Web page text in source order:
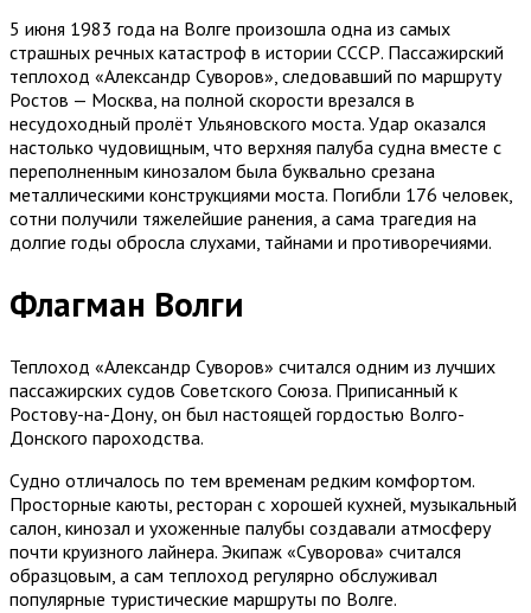
5 июня 1983 года на Волге произошла одна из самых
страшных речных катастроф в истории СССР. Пассажирский
теплоход «Александр Суворов», следовавший по маршруту
Ростов — Москва, на полной скорости врезался в
несудоходный пролёт Ульяновского моста. Удар оказался
настолько чудовищным, что верхняя палуба судна вместе с
переполненным кинозалом была буквально срезана
металлическими конструкциями моста. Погибли 176 человек,
сотни получили тяжелейшие ранения, а сама трагедия на
долгие годы обросла слухами, тайнами и противоречиями.
Флагман Волги
Теплоход «Александр Суворов» считался одним из лучших
пассажирских судов Советского Союза. Приписанный к
Ростову-на-Дону, он был настоящей гордостью Волго-
Донского пароходства.
Судно отличалось по тем временам редким комфортом.
Просторные каюты, ресторан с хорошей кухней, музыкальный
салон, кинозал и ухоженные палубы создавали атмосферу
почти круизного лайнера. Экипаж «Суворова» считался
образцовым, а сам теплоход регулярно обслуживал
популярные туристические маршруты по Волге.